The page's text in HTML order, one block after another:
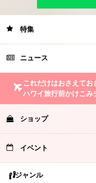
特集
ニュース
これだけはおさえてお
ハワイ旅行前かけこみ
ショップ
イベント
ジャンル